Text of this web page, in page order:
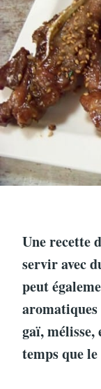
Une recette
servir avec
peut
gaï,
temps que